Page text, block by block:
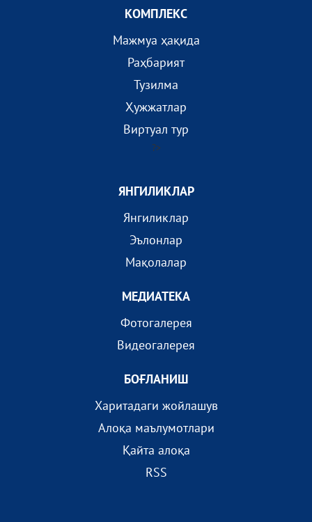
КОМПЛEКС
Мажмуа ҳақида
Раҳбарият
Тузилма
Ҳужжатлар
Виртуал тур
?>
ЯНГИЛИКЛАР
Янгиликлар
Эълонлар
Мақолалар
МEДИАТEКА
Фотогалерея
Видеогалерея
БОҒЛАНИШ
Харитадаги жойлашув
Алоқа маълумотлари
Қайта алоқа
RSS